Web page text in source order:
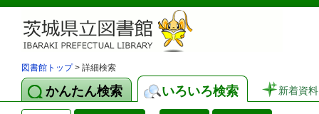
図書館トップ> 詳細検索
かんたん検索 いろいろ検索 新着資料